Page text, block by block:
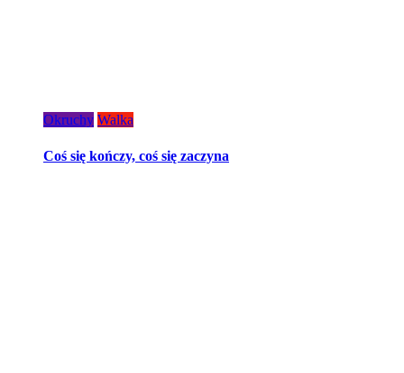
Okruchy Walka
Coś się kończy, coś się zaczyna